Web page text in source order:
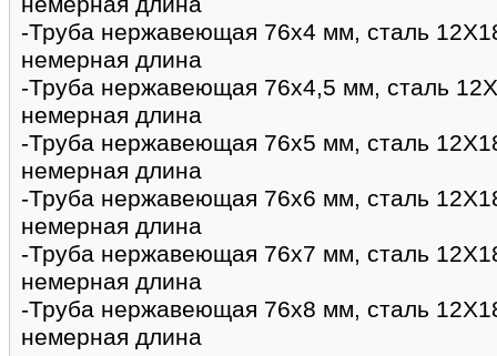
-Труба нержавеющая 76х4 мм, сталь
немерная длина
-Труба нержавеющая 76х4,5 мм, сталь
немерная длина
-Труба нержавеющая 76х5 мм, сталь
немерная длина
-Труба нержавеющая 76х6 мм, сталь
немерная длина
-Труба нержавеющая 76х7 мм, сталь
немерная длина
-Труба нержавеющая 76х8 мм, сталь
немерная длина